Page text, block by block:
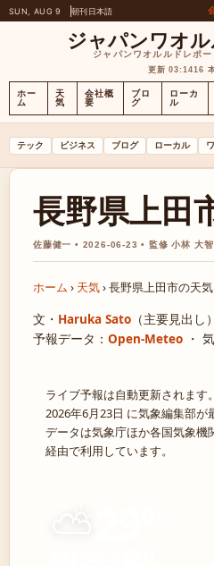
SUN, AUG 9 朝刊日本語
ジャパンワオ
ジャパンワオルルドレポ
更新 03:1416
ホー
ム
天
気
会社概
要
ブロ
グ
ローカ
ル
テック ビジネス ブログ ローカル
長野県上田
佐藤健一 • 2026-06-23 • 監修 小林 大智
ホーム › 天気›長野県上田市の天気
文・ Haruka Sato （主要見出し）
予報データ： Open-Meteo ・
ライブ予報は自動更新されます
2026年6月23日 に気象編集部が
データは気象庁ほか各国気象
経由で利用しています。